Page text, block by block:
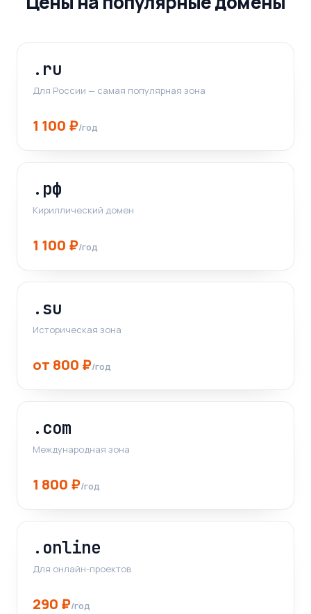
.ru
Для России — самая популярная зона
1 100 ₽/год
.рф
Кириллический домен
1 100 ₽/год
.su
Историческая зона
от 800 ₽/год
.com
Международная зона
1 800 ₽/год
.online
Для онлайн-проектов
290 ₽/год